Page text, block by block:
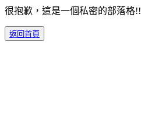
很抱歉，這是一個私密的部落格!!
返回首頁